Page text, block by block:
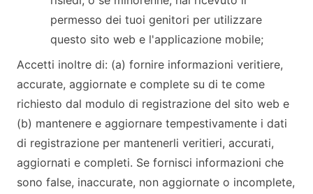
permesso dei tuoi genitori per utilizzare
questo sito web e l'applicazione mobile;
Accetti inoltre di: (a) fornire informazioni veritiere,
accurate, aggiornate e complete su di te come
richiesto dal modulo di registrazione del sito web e
(b) mantenere e aggiornare tempestivamente i dati
di registrazione per mantenerli veritieri, accurati,
aggiornati e completi. Se fornisci informazioni che
sono false, inaccurate, non aggiornate o incomplete,